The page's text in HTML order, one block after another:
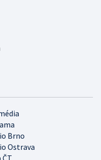
Brno
Ostrava